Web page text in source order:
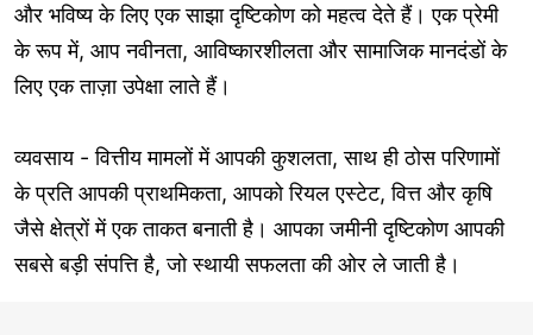
और भविष्य के लिए एक साझा दृष्टिकोण को महत्व देते हैं। एक प्रेमी
के रूप में, आप नवीनता, आविष्कारशीलता और सामाजिक मानदंडों के
लिए एक ताज़ा उपेक्षा लाते हैं।
व्यवसाय - वित्तीय मामलों में आपकी कुशलता, साथ ही ठोस परिणामों
के प्रति आपकी प्राथमिकता, आपको रियल एस्टेट, वित्त और कृषि
जैसे क्षेत्रों में एक ताकत बनाती है। आपका जमीनी दृष्टिकोण आपकी
सबसे बड़ी संपत्ति है, जो स्थायी सफलता की ओर ले जाती है।